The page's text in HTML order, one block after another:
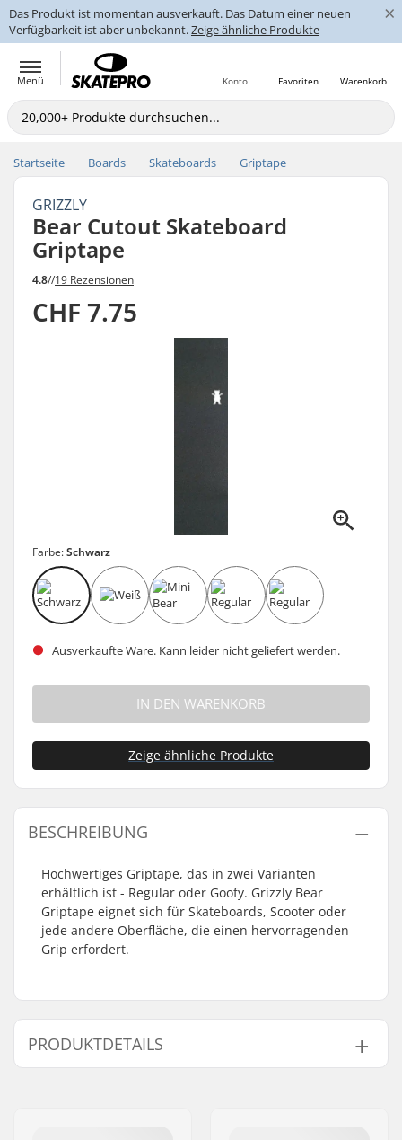
Das Produkt ist momentan ausverkauft. Das Datum einer neuen
Verfügbarkeit ist aber unbekannt.Zeige ähnliche Produkte
×
Menü Warenkorb
Favoriten
Konto
Startseite Boards Skateboards Griptape
GRIZZLY
Bear Cutout Skateboard
Griptape
4.8//19 Rezensionen
CHF 7.75
Farbe:Schwarz
Ausverkaufte Ware. Kann leider nicht geliefert werden.
IN DEN WARENKORB
Zeige ähnliche Produkte
BESCHREIBUNG
Hochwertiges Griptape, das in zwei Varianten
erhältlich ist - Regular oder Goofy. Grizzly Bear
Griptape eignet sich für Skateboards, Scooter oder
jede andere Oberfläche, die einen hervorragenden
Grip erfordert.
PRODUKTDETAILS